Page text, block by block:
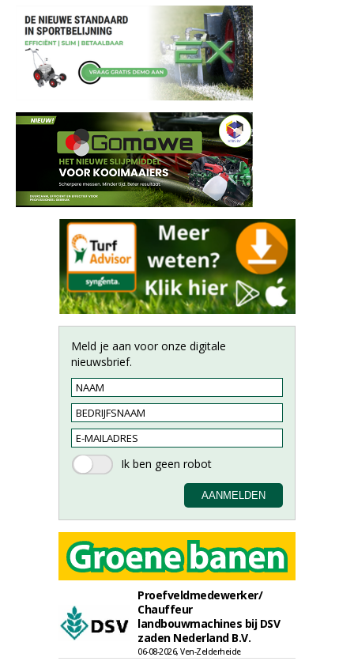
Meld je aan voor onze digitale
nieuwsbrief.
Proefveldmedewerker/
Chauffeur
landbouwmachines bij DSV
zaden Nederland B.V.
06-08-2026, Ven-Zelderheide